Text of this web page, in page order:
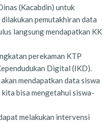
(Kacabdin) untuk
pemutakhiran data
langsung mendapatkan KK
perekaman KTP
Digital (IKD).
mendapatkan data siswa
kita bisa mengetahui siswa-
melakukan intervensi